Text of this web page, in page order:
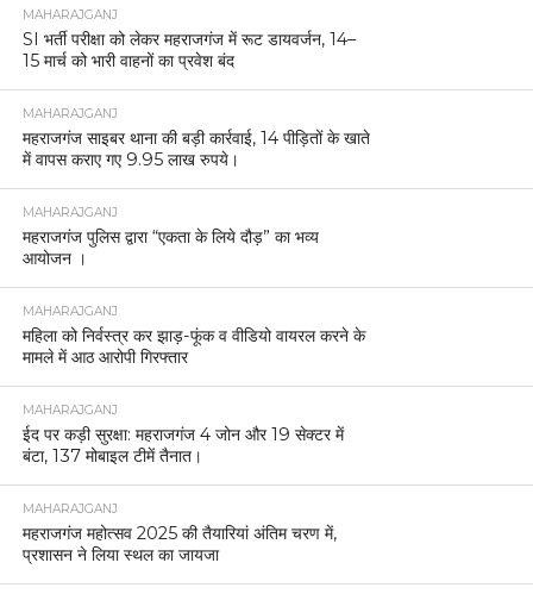
MAHARAJGANJ
SI भर्ती परीक्षा को लेकर महराजगंज में रूट डायवर्जन, 14–
15 मार्च को भारी वाहनों का प्रवेश बंद
MAHARAJGANJ
महराजगंज साइबर थाना की बड़ी कार्रवाई, 14 पीड़ितों के खाते
में वापस कराए गए 9.95 लाख रुपये।
MAHARAJGANJ
महराजगंज पुलिस द्वारा “एकता के लिये दौड़” का भव्य
आयोजन ।
MAHARAJGANJ
महिला को निर्वस्त्र कर झाड़-फूंक व वीडियो वायरल करने के
मामले में आठ आरोपी गिरफ्तार
MAHARAJGANJ
ईद पर कड़ी सुरक्षा: महराजगंज 4 जोन और 19 सेक्टर में
बंटा, 137 मोबाइल टीमें तैनात।
MAHARAJGANJ
महराजगंज महोत्सव 2025 की तैयारियां अंतिम चरण में,
प्रशासन ने लिया स्थल का जायजा